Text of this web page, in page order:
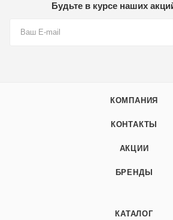
Будьте в курсе наших
КОМПАНИЯ
КОНТАКТЫ
АКЦИИ
БРЕНДЫ
КАТАЛОГ